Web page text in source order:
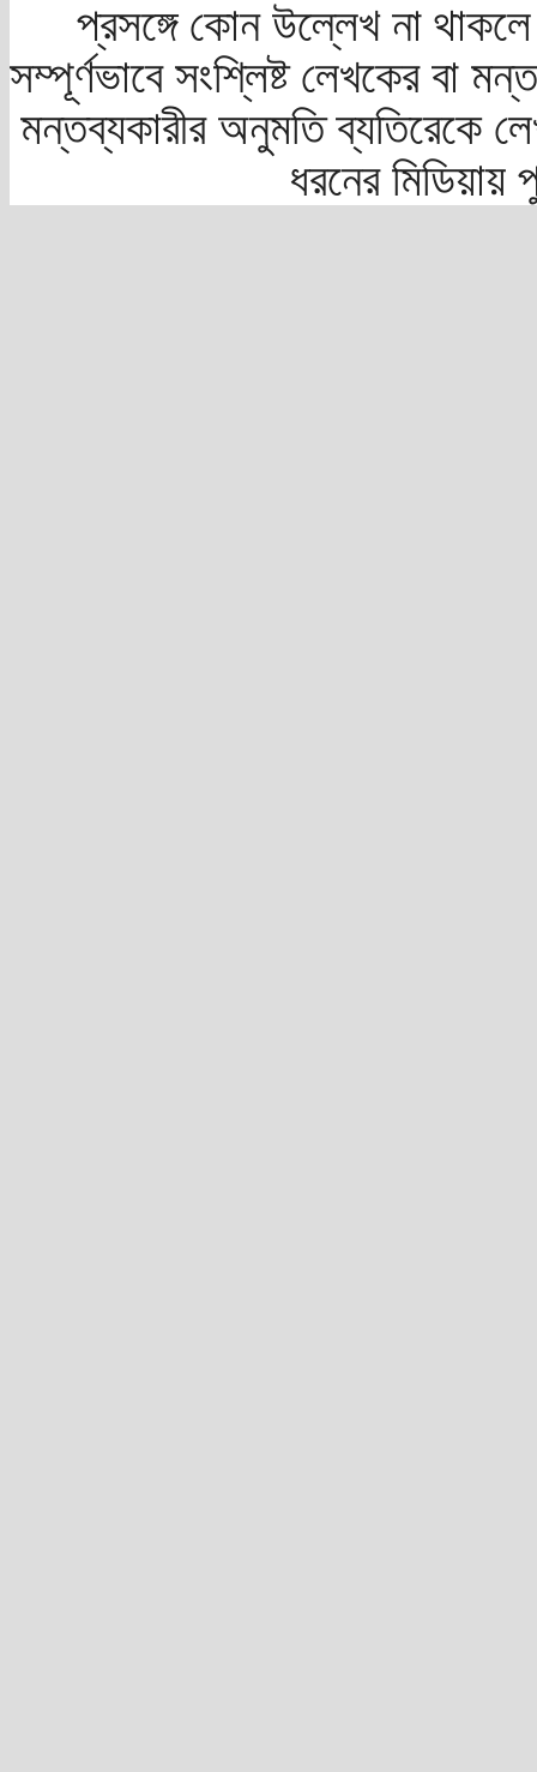
প্রসঙ্গে কোন উল্লেখ না
সম্পূর্ণভাবে সংশ্লিষ্ট লেখকের বা
মন্তব্যকারীর অনুমতি ব্যতিরেকে
ধরনের মিডিয়ায়